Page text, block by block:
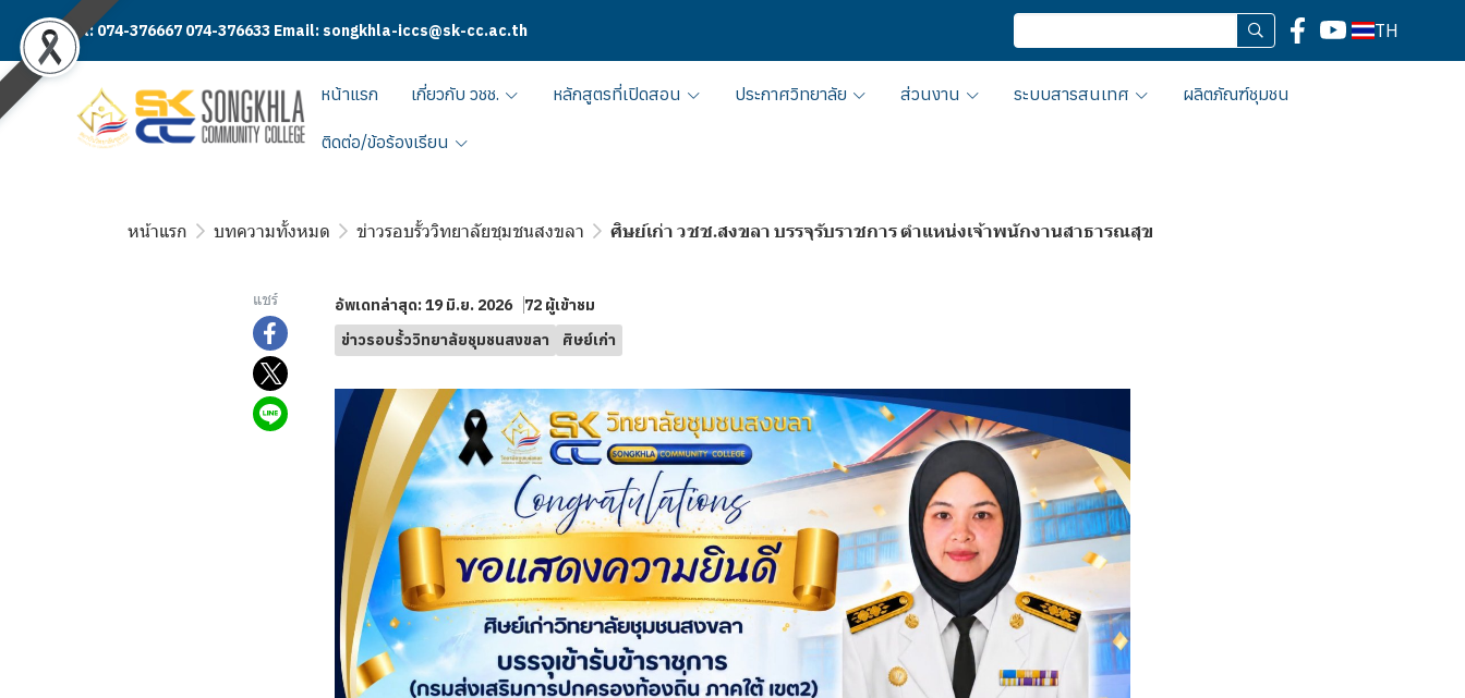
Tel: 074-376667 074-376633 Email: songkhla-iccs@sk-cc.ac.th TH
หน้าแรก เกี่ยวกับ วชช. หลักสูตรที่เปิดสอน ประกาศวิทยาลัย ส่วนงาน ระบบสารสนเทศ ผลิตภัณฑ์ชุมชน
ติดต่อ/ข้อร้องเรียน
หน้าแรก บทความทั้งหมด ข่าวรอบรั้ววิทยาลัยชุมชนสงขลา ศิษย์เก่า วชช.สงขลา บรรจุรับราชการ ตำแหน่งเจ้าพนักงานสาธารณสุข
แชร์ อัพเดทล่าสุด: 19 มิ.ย. 2026
72 ผู้เข้าชม
ข่าวรอบรั้ววิทยาลัยชุมชนสงขลา
ศิษย์เก่า